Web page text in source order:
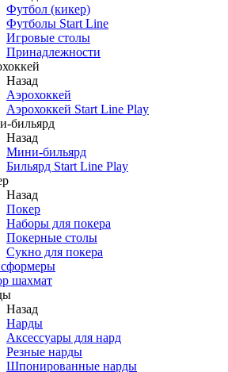
Футбол (кикер)
Футболы Start Line
Игровые столы
Принадлежности
Назад
Аэрохоккей
Аэрохоккей Start Line Play
бильярд
Назад
Мини-бильярд
Бильярд Start Line Play
Назад
Покер
Наборы для покера
Покерные столы
Сукно для покера
шахмат
Назад
Нарды
Аксессуары для нард
Резные нарды
Шпонированные нарды